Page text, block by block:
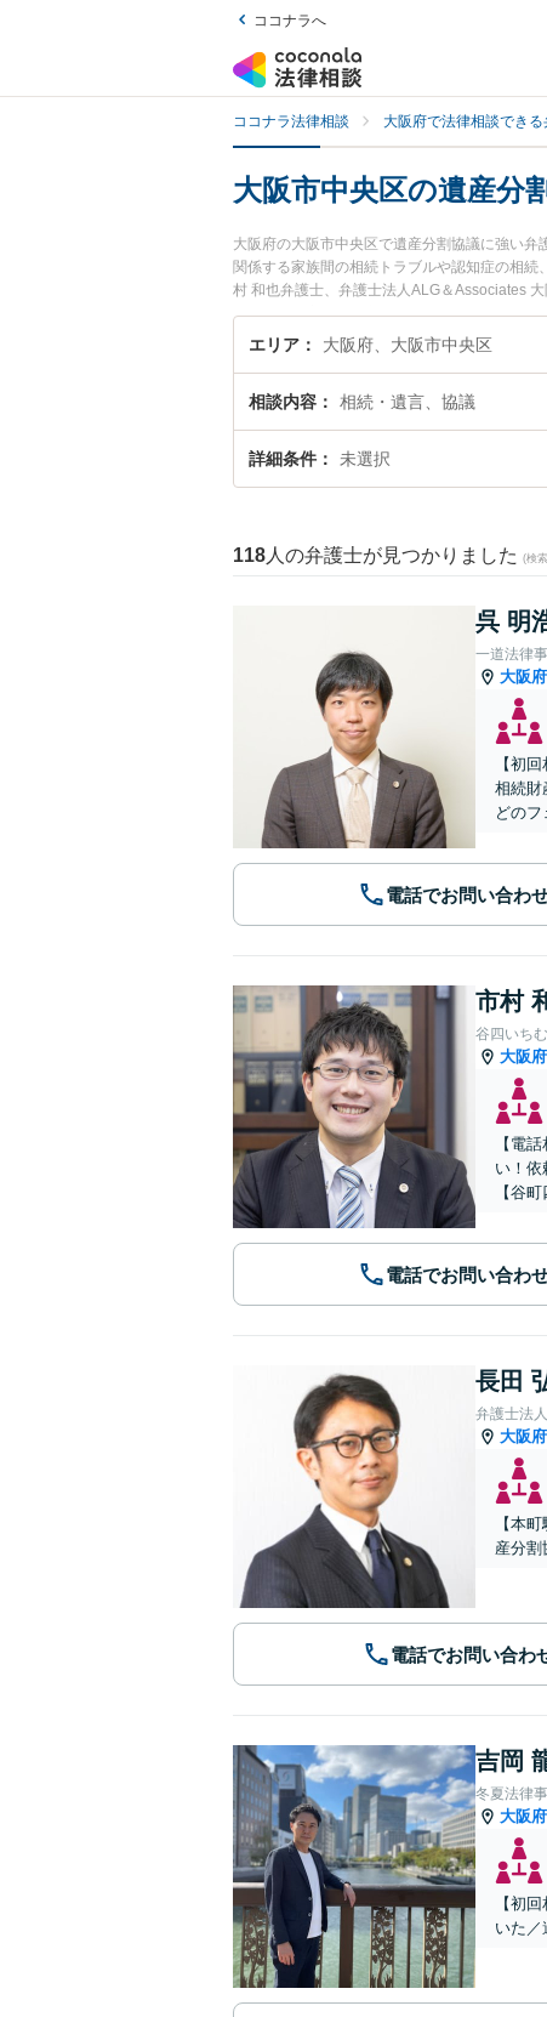
ココナラへ
ココナラ法律相談 大阪府で法律相談できる
大阪市中央区の遺産分
大阪府の大阪市中央区で遺産分割協議に強い
関係する家族間の相続トラブルや認知症の相
村 和也弁護士、弁護士法人ALG＆Associates
発生した遺産分割協議のトラブルを今すぐに
相談できる大阪市中央区内の弁護士に相談予
エリア 大阪府、大阪市中央区
相談内容 相続・遺言、協議
詳細条件 未選択
118 人の弁護士が見つかりました (検
呉 明
一道法律
大阪府
【初
相続財
どの
電話でお問い合わ
市村
谷四いち
大阪府
【電
い！依
【谷
電話でお問い合わ
長田
弁護士法
大阪府
【本
産分割
電話でお問い合わ
吉岡
冬夏法律
大阪府
【初
いた／